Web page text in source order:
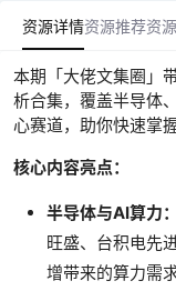
资源详情资源推荐资
本期「大佬文集圈」
析合集，覆盖半导体
心赛道，助你快速掌
核心内容亮点：
半导体与AI算力：
旺盛、台积电先
增带来的算力需